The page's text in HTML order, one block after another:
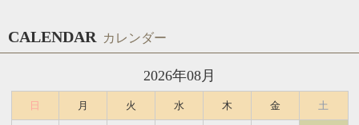
CALENDAR カレンダー
2026年08月
日 月 火 水 木 金 土